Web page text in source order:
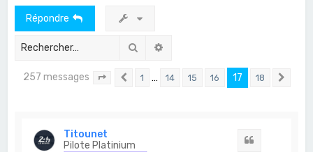
Répondre
Rechercher
257 messages Page 17sur 18
Précédent
1 … 14 15 16 17 18
Titounet
Pilote Platinium